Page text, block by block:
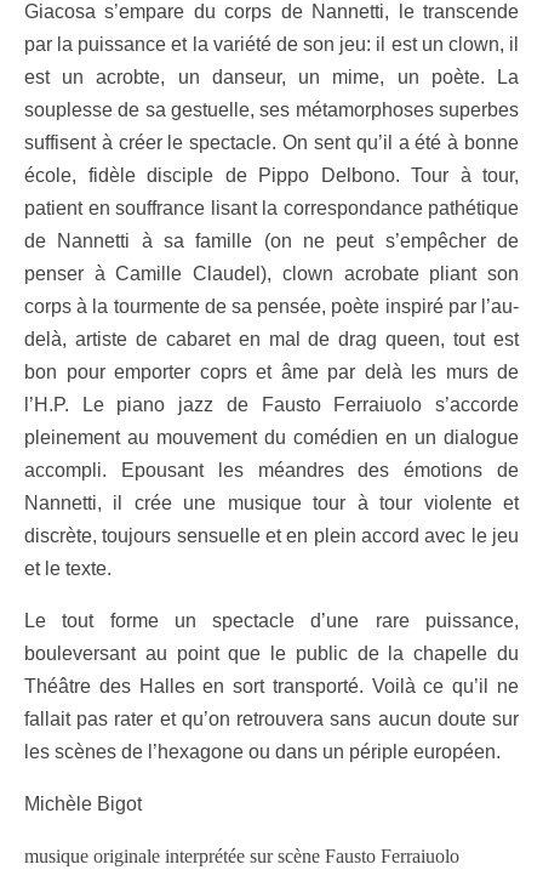
Giacosa s’empare du corps de Nannetti, le transcende
par la puissance et la variété de son jeu: il est un clown, il
est un acrobte, un danseur, un mime, un poète. La
souplesse de sa gestuelle, ses métamorphoses superbes
suffisent à créer le spectacle. On sent qu’il a été à bonne
école, fidèle disciple de Pippo Delbono. Tour à tour,
patient en souffrance lisant la correspondance pathétique
de Nannetti à sa famille (on ne peut s’empêcher de
penser à Camille Claudel), clown acrobate pliant son
corps à la tourmente de sa pensée, poète inspiré par l’au-
delà, artiste de cabaret en mal de drag queen, tout est
bon pour emporter coprs et âme par delà les murs de
l’H.P. Le piano jazz de Fausto Ferraiuolo s’accorde
pleinement au mouvement du comédien en un dialogue
accompli. Epousant les méandres des émotions de
Nannetti, il crée une musique tour à tour violente et
discrète, toujours sensuelle et en plein accord avec le jeu
et le texte.
Le tout forme un spectacle d’une rare puissance,
bouleversant au point que le public de la chapelle du
Théâtre des Halles en sort transporté. Voilà ce qu’il ne
fallait pas rater et qu’on retrouvera sans aucun doute sur
les scènes de l’hexagone ou dans un périple européen.
Michèle Bigot
musique originale interprétée sur scène Fausto Ferraiuolo